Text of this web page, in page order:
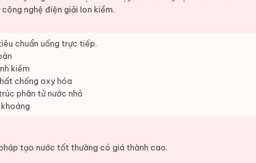
công nghệ điện giải Ion kiềm.
chuẩn uống trực tiếp.
kiềm
chống oxy hóa
phân tử nước nhỏ
tạo nước tốt thường có giá thành cao.